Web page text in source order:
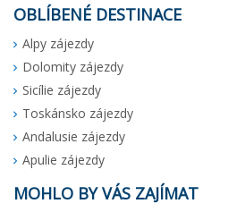
OBLÍBENÉ DESTINACE
Alpy zájezdy
Dolomity zájezdy
Sicílie zájezdy
Toskánsko zájezdy
Andalusie zájezdy
Apulie zájezdy
MOHLO BY VÁS ZAJÍMAT